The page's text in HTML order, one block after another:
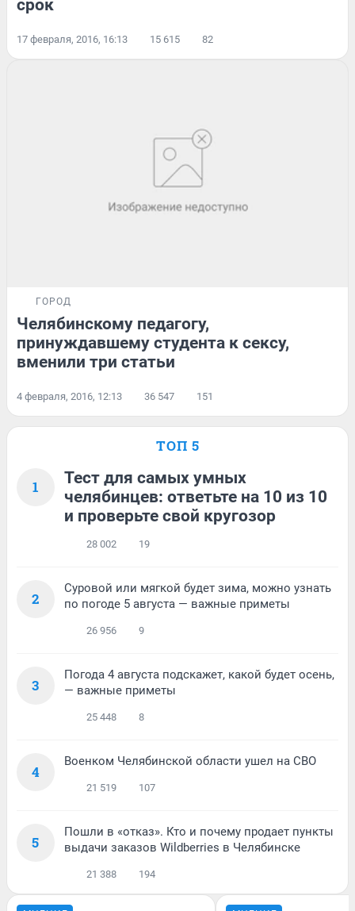
срок
17 февраля, 2016, 16:13 15 615 82
ГОРОД
Челябинскому педагогу,
принуждавшему студента к сексу,
вменили три статьи
4 февраля, 2016, 12:13 36 547 151
ТОП 5
1
Тест для самых умных
челябинцев: ответьте на 10 из 10
и проверьте свой кругозор
28 002 19
2
Суровой или мягкой будет зима, можно узнать
по погоде 5 августа — важные приметы
26 956 9
3
Погода 4 августа подскажет, какой будет осень,
— важные приметы
25 448 8
4
Военком Челябинской области ушел на СВО
21 519 107
5
Пошли в «отказ». Кто и почему продает пункты
выдачи заказов Wildberries в Челябинске
21 388 194